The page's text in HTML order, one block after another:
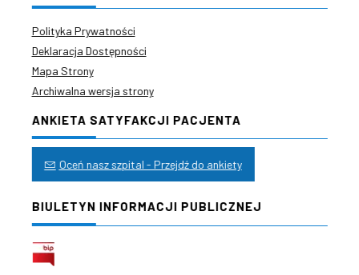
Polityka Prywatności
Deklaracja Dostępności
Mapa Strony
Archiwalna wersja strony
ANKIETA SATYFAKCJI PACJENTA
Oceń nasz szpital - Przejdź do ankiety
BIULETYN INFORMACJI PUBLICZNEJ